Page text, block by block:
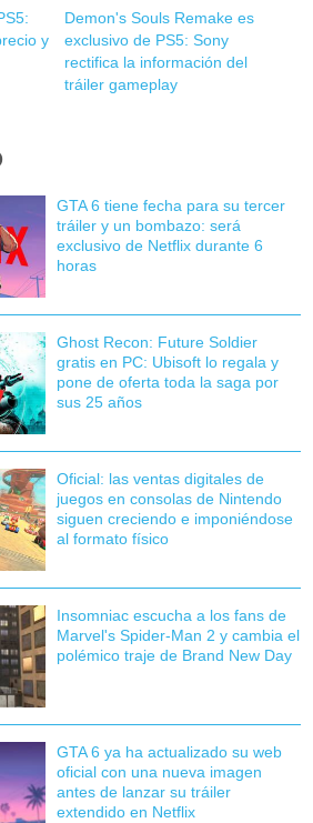
y
Demon's Souls Remake es
exclusivo de PS5: Sony
rectifica la información del
tráiler gameplay
GTA 6 tiene fecha para su tercer
tráiler y un bombazo: será
exclusivo de Netflix durante 6
horas
Ghost Recon: Future Soldier
gratis en PC: Ubisoft lo regala y
pone de oferta toda la saga por
sus 25 años
Oficial: las ventas digitales de
juegos en consolas de Nintendo
siguen creciendo e imponiéndose
al formato físico
Insomniac escucha a los fans de
Marvel's Spider-Man 2 y cambia el
polémico traje de Brand New Day
GTA 6 ya ha actualizado su web
oficial con una nueva imagen
antes de lanzar su tráiler
extendido en Netflix